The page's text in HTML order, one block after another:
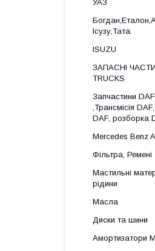
УАЗ
Ісузу,Тата.
ISUZU
ЗАПАСНІ
TRUCKS
Запчастини
,Трансмісія
DAF, розборка
Mercedes Benz
Фільтра, Ремені
Мастильні
рідини
Масла
Диски та шини
Амортизатори